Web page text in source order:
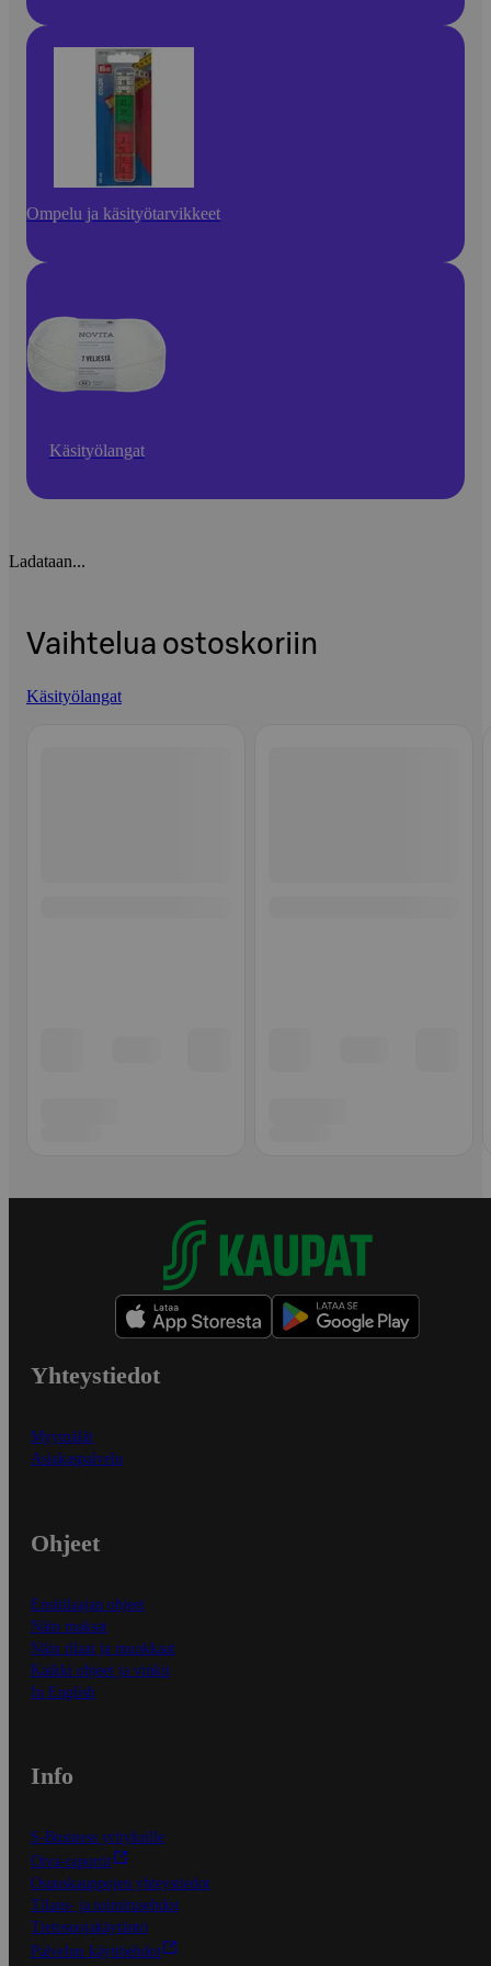
Ompelu ja käsityötarvikkeet
Käsityölangat
Ladataan...
Vaihtelua ostoskoriin
Käsityölangat
Yhteystiedot
Myymälät
Asiakaspalvelu
Ohjeet
Ensitilaajan ohjeet
Näin maksat
Näin tilaat ja muokkaat
Kaikki ohjeet ja vinkit
In English
Info
S-Business yrityksille
Oiva-raportit
Osuuskauppojen yhteystiedot
Tilaus- ja toimitusehdot
Tietosuojakäytäntö
Palvelun käyttöehdot